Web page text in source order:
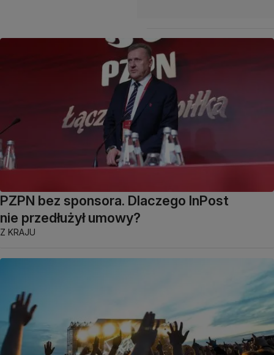
PZPN bez sponsora. Dlaczego InPost
nie przedłużył umowy?
Z KRAJU